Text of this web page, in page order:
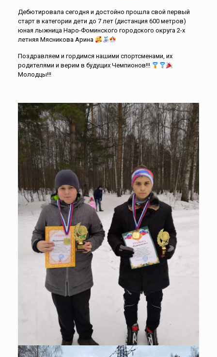
Дебютировала сегодня и достойно прошла свой первый
старт в категории дети до 7 лет (дистанция 600 метров)
юная лыжница Наро-Фоминского городского округа 2-х
летняя Мясникова Арина
Поздравляем и гордимся нашими спортсменами, их
родителями и верим в будущих Чемпионов!!!
Молодцы!!!